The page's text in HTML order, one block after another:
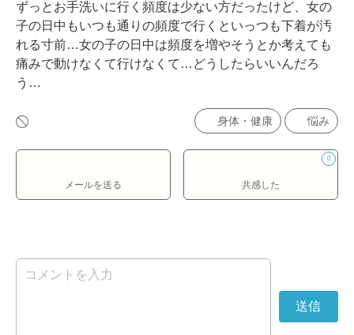
ずっとお手洗いに行く頻度は少ない方だったけど、女の
子の日中もいつも通りの頻度で行くといっつも下着が汚
れる寸前…女の子の日中は頻度を増やそうとか考えても
痛みで動けなくて行けなくて…どうしたらいいんだろ
う…
身体・健康 悩み
メールを送る
0
共感した